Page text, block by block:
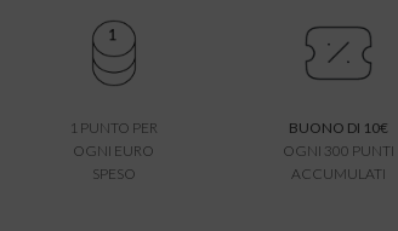
1 PUNTO PER
OGNI EURO
SPESO
BUONO DI 10€
OGNI 300 PUNTI
ACCUMULATI